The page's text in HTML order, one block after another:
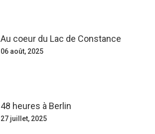
Au coeur du Lac de Constance
06 août, 2025
48 heures à Berlin
27 juillet, 2025